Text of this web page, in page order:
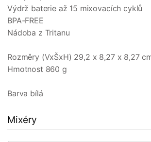
Výdrž baterie až 15 mixovacích cyklů
BPA-FREE
Nádoba z Tritanu
Rozměry (VxŠxH) 29,2 x 8,27 x 8,27
Hmotnost 860 g
Barva bílá
Mixéry